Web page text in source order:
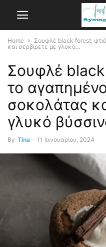
Home
Σουφλέ black forest,
και σερβίρετε με γλυκό...
Σουφλέ black
το
σοκολάτας
γλυκό
By Tina - 11 Ιανουαρίου, 2024